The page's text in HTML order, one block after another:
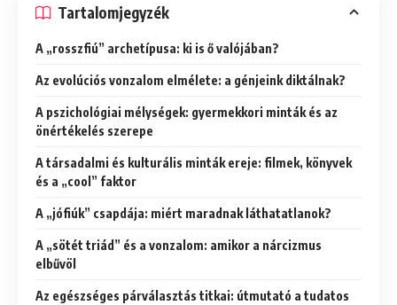
Tartalomjegyzék
A „rosszfiú” archetípusa: ki is ő valójában?
Az evolúciós vonzalom elmélete: a génjeink diktálnak?
A pszichológiai mélységek: gyermekkori minták és az
önértékelés szerepe
A társadalmi és kulturális minták ereje: filmek, könyvek
és a „cool” faktor
A „jófiúk” csapdája: miért maradnak láthatatlanok?
A „sötét triád” és a vonzalom: amikor a nárcizmus
elbűvöl
Az egészséges párválasztás titkai: útmutató a tudatos